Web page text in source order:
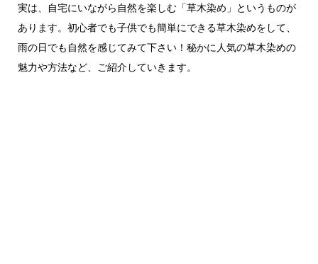
実は、自宅にいながら自然を楽しむ「草木染め」というものが
あります。初心者でも子供でも簡単にできる草木染めをして、
雨の日でも自然を感じてみて下さい！秘かに人気の草木染めの
魅力や方法など、ご紹介していきます。